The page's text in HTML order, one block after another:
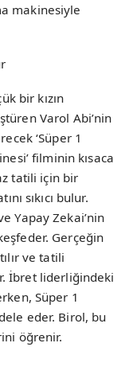
makinesiyle
bir kızın
Varol Abi’nin
‘Süper 1
filminin kısaca
tatili için bir
sıkıcı bulur.
Yapay Zekai’nin
Gerçeğin
ve tatili
İbret liderliğindeki
Süper 1
eder. Birol, bu
öğrenir.